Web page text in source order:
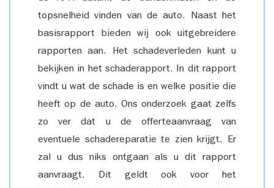
topsnelheid vinden van de auto. Naast het
basisrapport bieden wij ook uitgebreidere
rapporten aan. Het schadeverleden kunt u
bekijken in het schaderapport. In dit rapport
vindt u wat de schade is en welke positie die
heeft op de auto. Ons onderzoek gaat zelfs
zo ver dat u de offerteaanvraag van
eventuele schadereparatie te zien krijgt. Er
zal u dus niks ontgaan als u dit rapport
aanvraagt. Dit geldt ook voor het